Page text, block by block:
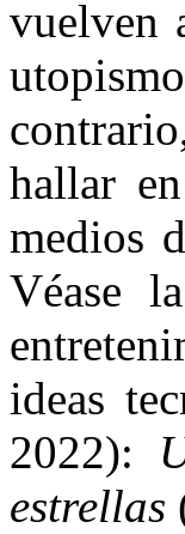
vuelven
hallar
medios
Véase
ideas
2022):
estrellas